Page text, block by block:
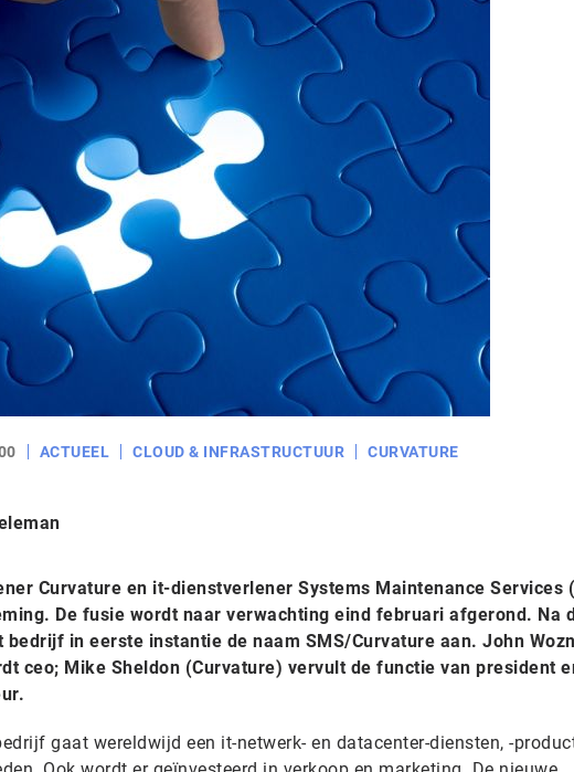
ACTUEEL CLOUD & INFRASTRUCTUUR CURVATURE
Curvature en it-dienstverlener Systems Maintenance Services
De fusie wordt naar verwachting eind februari afgerond. Na
in eerste instantie de naam SMS/Curvature aan. John
ceo; Mike Sheldon (Curvature) vervult de functie van president
gaat wereldwijd een it-netwerk- en datacenter-diensten, -